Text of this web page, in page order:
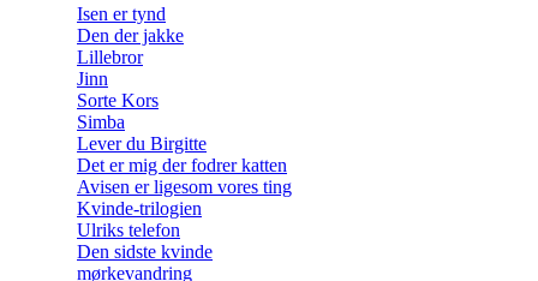
Isen er tynd
Den der jakke
Lillebror
Jinn
Sorte Kors
Simba
Lever du Birgitte
Det er mig der fodrer katten
Avisen er ligesom vores ting
Kvinde-trilogien
Ulriks telefon
Den sidste kvinde
mørkevandring